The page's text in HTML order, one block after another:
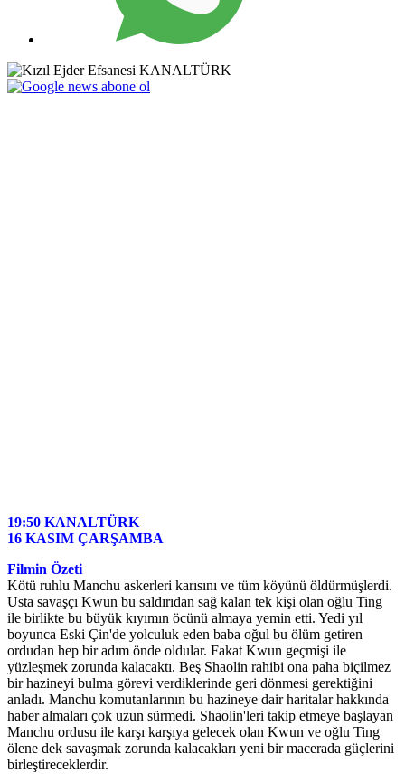
19:50 KANALTÜRK
16 KASIM ÇARŞAMBA
Filmin Özeti
Kötü ruhlu Manchu askerleri karısını ve tüm köyünü öldürmüşlerdi.
Usta savaşçı Kwun bu saldırıdan sağ kalan tek kişi olan oğlu Ting
ile birlikte bu büyük kıyımın öcünü almaya yemin etti. Yedi yıl
boyunca Eski Çin'de yolculuk eden baba oğul bu ölüm getiren
ordudan hep bir adım önde oldular. Fakat Kwun geçmişi ile
yüzleşmek zorunda kalacaktı. Beş Shaolin rahibi ona paha biçilmez
bir hazineyi bulma görevi verdiklerinde geri dönmesi gerektiğini
anladı. Manchu komutanlarının bu hazineye dair haritalar hakkında
haber almaları çok uzun sürmedi. Shaolin'leri takip etmeye başlayan
Manchu ordusu ile karşı karşıya gelecek olan Kwun ve oğlu Ting
ölene dek savaşmak zorunda kalacakları yeni bir macerada güçlerini
birleştireceklerdir.